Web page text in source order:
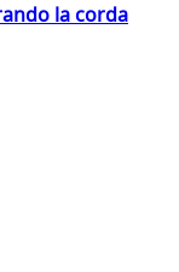
la corda